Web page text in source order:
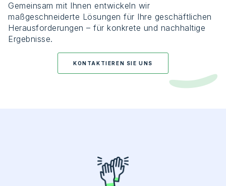
Gemeinsam mit Ihnen entwickeln wir
maßgeschneiderte Lösungen für Ihre geschäftlichen
Herausforderungen – für konkrete und nachhaltige
Ergebnisse.
KONTAKTIEREN SIE UNS